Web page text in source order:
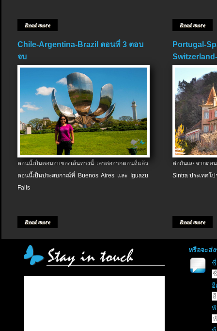
Read more Read more
Chile-Argentina-Brazil ตอนที่ 3 ตอบ
จบ
ตอนนี้เป็นตอนจบของเส้นทางนี้ เล่าต่อจากตอนที่แล้ว
ตอนนี้เป็นประสบกาณ์ที่ Buenos Aires และ Iguazu
Falls
Read more
Portugal-
ต่อกันเลยจากต
Sintra ประเทศโป
Read more
หรือจะส่
อี
หั